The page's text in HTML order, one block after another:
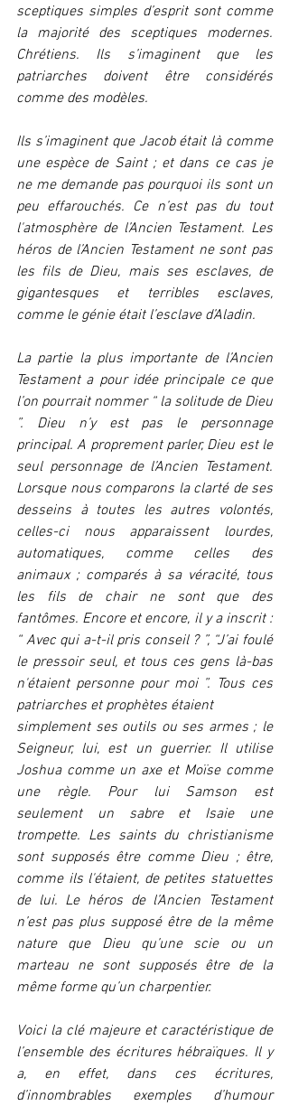
sceptiques simples d’esprit sont comme
la majorité des sceptiques modernes.
Chrétiens. Ils s’imaginent que les
patriarches doivent être considérés
comme des modèles.
Ils s’imaginent que Jacob était là comme
une espèce de Saint ; et dans ce cas je
ne me demande pas pourquoi ils sont un
peu effarouchés. Ce n’est pas du tout
l'atmosphère de l’Ancien Testament. Les
héros de l’Ancien Testament ne sont pas
les fils de Dieu, mais ses esclaves, de
gigantesques et terribles esclaves,
comme le génie était l’esclave d’Aladin.
La partie la plus importante de l’Ancien
Testament a pour idée principale ce que
l’on pourrait nommer “ la solitude de Dieu
”. Dieu n’y est pas le personnage
principal. A proprement parler, Dieu est le
seul personnage de l’Ancien Testament.
Lorsque nous comparons la clarté de ses
desseins à toutes les autres volontés,
celles-ci nous apparaissent lourdes,
automatiques, comme celles des
animaux ; comparés à sa véracité, tous
les fils de chair ne sont que des
fantômes. Encore et encore, il y a inscrit :
“ Avec qui a-t-il pris conseil ? ”, “J’ai foulé
le pressoir seul, et tous ces gens là-bas
n'étaient personne pour moi ”. Tous ces
patriarches et prophètes étaient
simplement ses outils ou ses armes ; le
Seigneur, lui, est un guerrier. Il utilise
Joshua comme un axe et Moïse comme
une règle. Pour lui Samson est
seulement un sabre et Isaie une
trompette. Les saints du christianisme
sont supposés être comme Dieu ; être,
comme ils l'étaient, de petites statuettes
de lui. Le héros de l’Ancien Testament
n’est pas plus supposé être de la même
nature que Dieu qu’une scie ou un
marteau ne sont supposés être de la
même forme qu’un charpentier.
Voici la clé majeure et caractéristique de
l’ensemble des écritures hébraïques. Il y
a, en effet, dans ces écritures,
d’innombrables exemples d’humour